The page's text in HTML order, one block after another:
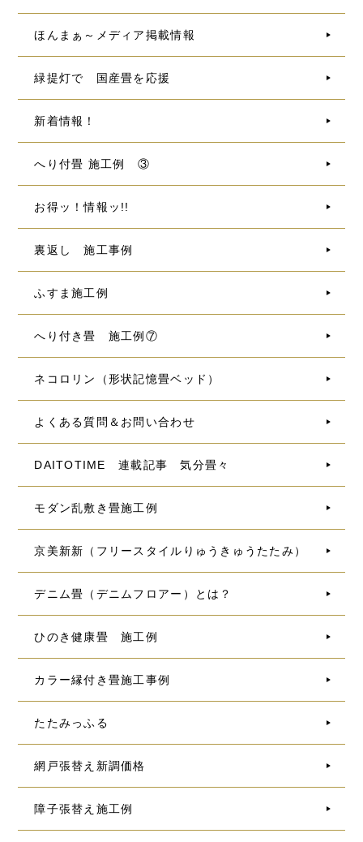
ほんまぁ～メディア掲載情報
緑提灯で 国産畳を応援
新着情報！
へり付畳 施工例 ③
お得ッ！情報ッ!!
裏返し 施工事例
ふすま施工例
へり付き畳 施工例⑦
ネコロリン（形状記憶畳ベッド）
よくある質問＆お問い合わせ
DAITOTIME 連載記事 気分畳々
モダン乱敷き畳施工例
京美新新（フリースタイルりゅうきゅうたたみ）
デニム畳（デニムフロアー）とは？
ひのき健康畳 施工例
カラー縁付き畳施工事例
たたみっふる
網戸張替え新調価格
障子張替え施工例